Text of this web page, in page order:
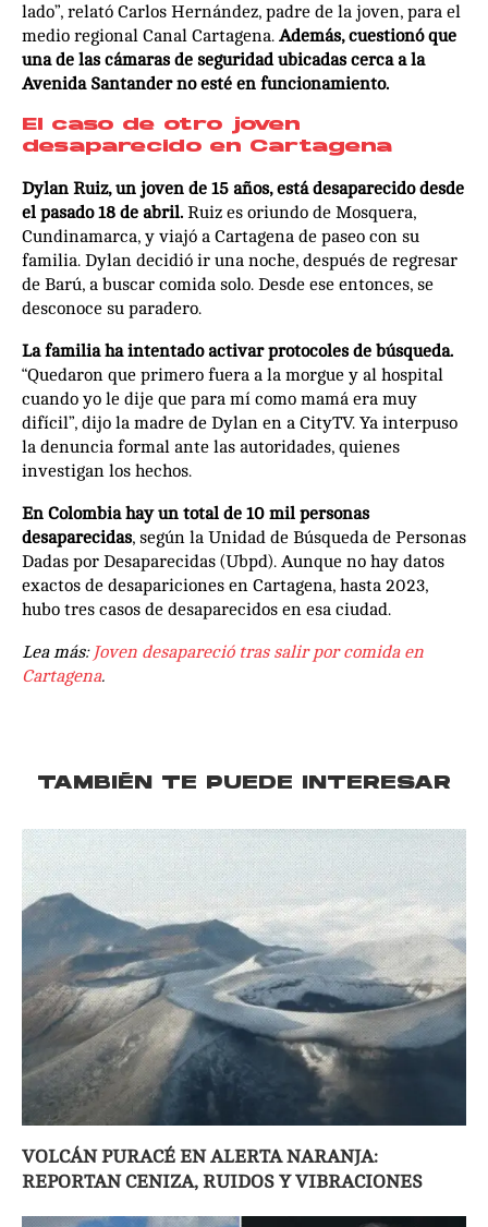
lado”, relató Carlos Hernández, padre de la joven, para el
medio regional Canal Cartagena. Además, cuestionó que
una de las cámaras de seguridad ubicadas cerca a la
Avenida Santander no esté en funcionamiento.
El caso de otro joven
desaparecido en Cartagena
Dylan Ruiz, un joven de 15 años, está desaparecido desde
el pasado 18 de abril. Ruiz es oriundo de Mosquera,
Cundinamarca, y viajó a Cartagena de paseo con su
familia. Dylan decidió ir una noche, después de regresar
de Barú, a buscar comida solo. Desde ese entonces, se
desconoce su paradero.
La familia ha intentado activar protocoles de búsqueda.
“Quedaron que primero fuera a la morgue y al hospital
cuando yo le dije que para mí como mamá era muy
difícil”, dijo la madre de Dylan en a CityTV. Ya interpuso
la denuncia formal ante las autoridades, quienes
investigan los hechos.
En Colombia hay un total de 10 mil personas
desaparecidas, según la Unidad de Búsqueda de Personas
Dadas por Desaparecidas (Ubpd). Aunque no hay datos
exactos de desapariciones en Cartagena, hasta 2023,
hubo tres casos de desaparecidos en esa ciudad.
Lea más: Joven desapareció tras salir por comida en
Cartagena.
TAMBIÉN TE PUEDE INTERESAR
VOLCÁN PURACÉ EN ALERTA NARANJA:
REPORTAN CENIZA, RUIDOS Y VIBRACIONES